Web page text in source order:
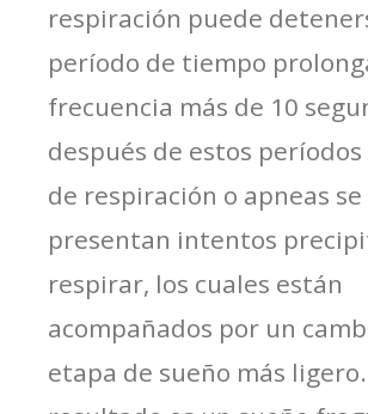
respiración puede
período de tiempo
frecuencia más de 10
después de estos
de respiración o apneas se
presentan intentos
respirar, los cuales están
acompañados por un
etapa de sueño más ligero.